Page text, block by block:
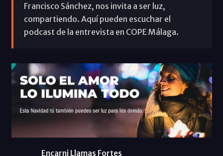
Francisco Sánchez, nos invita a ser luz,
compartiendo. Aquí pueden escuchar el
podcast de la entrevista en COPE Málaga.
Encarni Llamas Fortes